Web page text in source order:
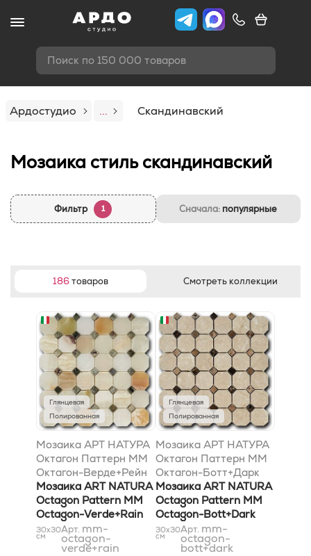
Поиск по 150 000 товаров
Ардостудио ... Скандинавский
Мозаика стиль скандинавский
Фильтр 1 Сначала: популярные
186товаров Смотреть коллекции
Глянцевая
Полированная
Мозаика АРТ НАТУРА
Октагон Паттерн MM
Октагон-Верде+Рейн
30,5x30,5
Мозаика ART NATURA
Octagon Pattern MM
Octagon-Verde+Rain
30,5x30,5
30x30
см
Арт. mm-
octagon-
verde+rain
Глянцевая
Полированная
Мозаика АРТ НАТУРА
Октагон Паттерн MM
Октагон-Ботт+Дарк
30,5x30,5
Мозаика ART NATURA
Octagon Pattern MM
Octagon-Bott+Dark
30,5x30,5
30x30
см
Арт. mm-
octagon-
bott+dark